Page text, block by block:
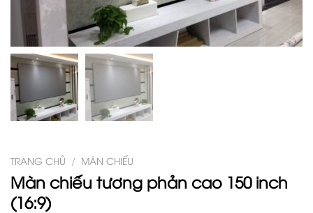
TRANG CHỦ / MÀN CHIẾU
Màn chiếu tương phản cao 150 inch
(16:9)